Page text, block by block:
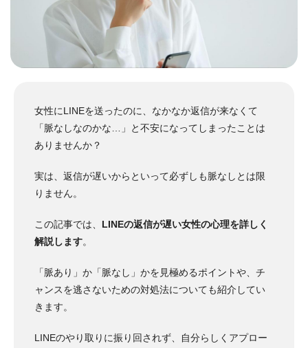
女性にLINEを送ったのに、なかなか返信が来なくて
「脈なしなのかな…」と不安になってしまったことは
ありませんか？
実は、返信が遅いからといって必ずしも脈なしとは限
りません。
この記事では、 LINEの返信が遅い女性の心理を詳しく
解説します。
「脈あり」か「脈なし」かを見極めるポイントや、チ
ャンスを逃さないための対処法についても紹介してい
きます。
LINEのやり取りに振り回されず、自分らしくアプロー